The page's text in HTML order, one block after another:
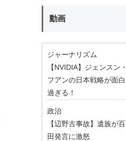
動画
ジャーナリズム
【NVIDIA】ジェンスン・
フアンの日本戦略が面白
過ぎる！
政治
【辺野古事故】遺族が百
田発言に激怒